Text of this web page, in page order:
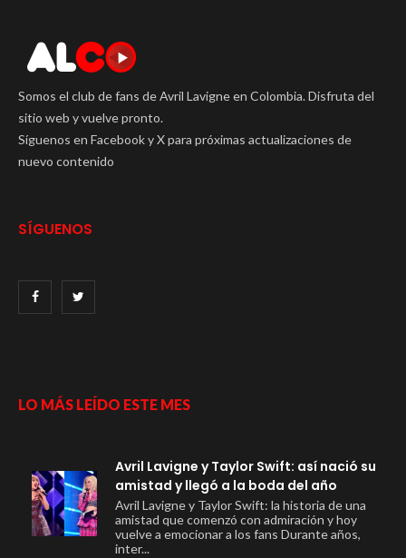
Somos el club de fans de Avril Lavigne en Colombia. Disfruta del
sitio web y vuelve pronto.
Síguenos en Facebook y X para próximas actualizaciones de
nuevo contenido
SÍGUENOS
LO MÁS LEÍDO ESTE MES
Avril Lavigne y Taylor Swift: así nació su
amistad y llegó a la boda del año
Avril Lavigne y Taylor Swift: la historia de una
amistad que comenzó con admiración y hoy
vuelve a emocionar a los fans Durante años,
inter...